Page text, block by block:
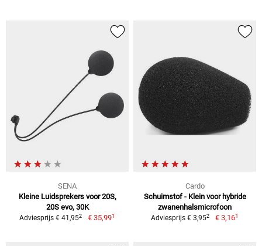
SENA
Kleine Luidsprekers voor 20S,
20S evo, 30K
Adviesprijs € 41,952 € 35,991
Cardo
Schuimstof - Klein voor hybride
zwanenhalsmicrofoon
Adviesprijs € 3,952 € 3,161